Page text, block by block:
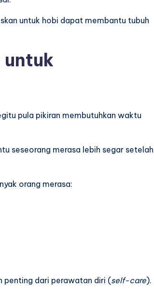
untuk hobi dapat membantu tubuh
untuk
pula pikiran membutuhkan waktu
seseorang merasa lebih segar setelah
orang merasa:
penting dari perawatan diri (self-care).